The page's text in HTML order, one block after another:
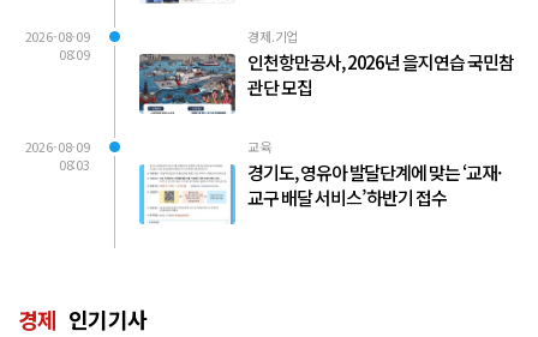
2026-08-09
08:09
경제.기업
인천항만공사, 2026년 을지연습 국민참
관단 모집
2026-08-09
08:03
교육
경기도, 영유아 발달단계에 맞는 ‘교재·
교구 배달 서비스’ 하반기 접수
경제 인기기사